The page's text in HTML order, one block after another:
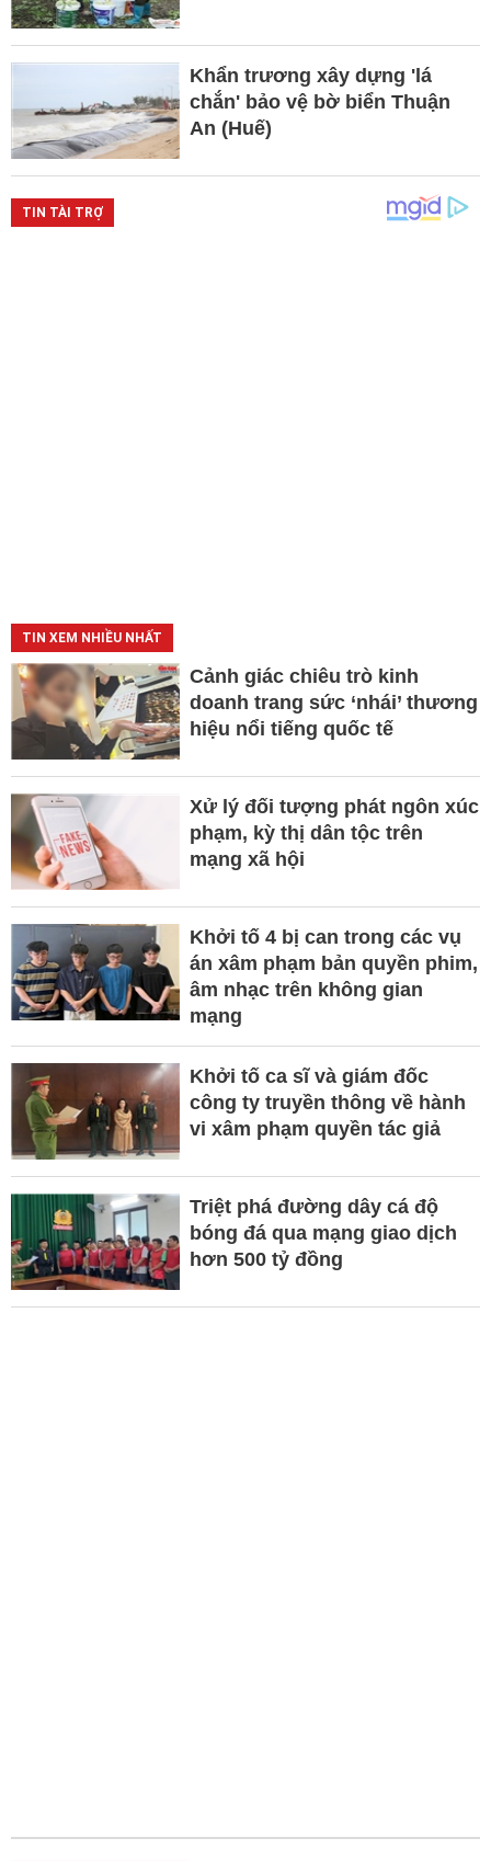
Khẩn trương xây dựng 'lá
chắn' bảo vệ bờ biển Thuận
An (Huế)
TIN XEM NHIỀU NHẤT
Cảnh giác chiêu trò kinh
doanh trang sức ‘nhái’ thương
hiệu nổi tiếng quốc tế
Xử lý đối tượng phát ngôn xúc
phạm, kỳ thị dân tộc trên
mạng xã hội
Khởi tố 4 bị can trong các vụ
án xâm phạm bản quyền phim,
âm nhạc trên không gian
mạng
Khởi tố ca sĩ và giám đốc
công ty truyền thông về hành
vi xâm phạm quyền tác giả
Triệt phá đường dây cá độ
bóng đá qua mạng giao dịch
hơn 500 tỷ đồng